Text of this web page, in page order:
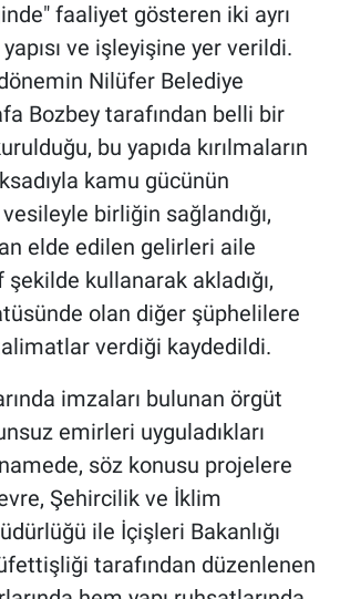
faaliyet gösteren iki ayrı
ve işleyişine yer verildi.
Nilüfer Belediye
Bozbey tarafından belli bir
bu yapıda kırılmaların
kamu gücünün
vesileyle birliğin sağlandığı,
elde edilen gelirleri aile
kullanarak akladığı,
olan diğer şüphelilere
verdiği kaydedildi.
imzaları bulunan örgüt
emirleri uyguladıkları
söz konusu projelere
Şehircilik ve İklim
ile İçişleri Bakanlığı
tarafından düzenlenen